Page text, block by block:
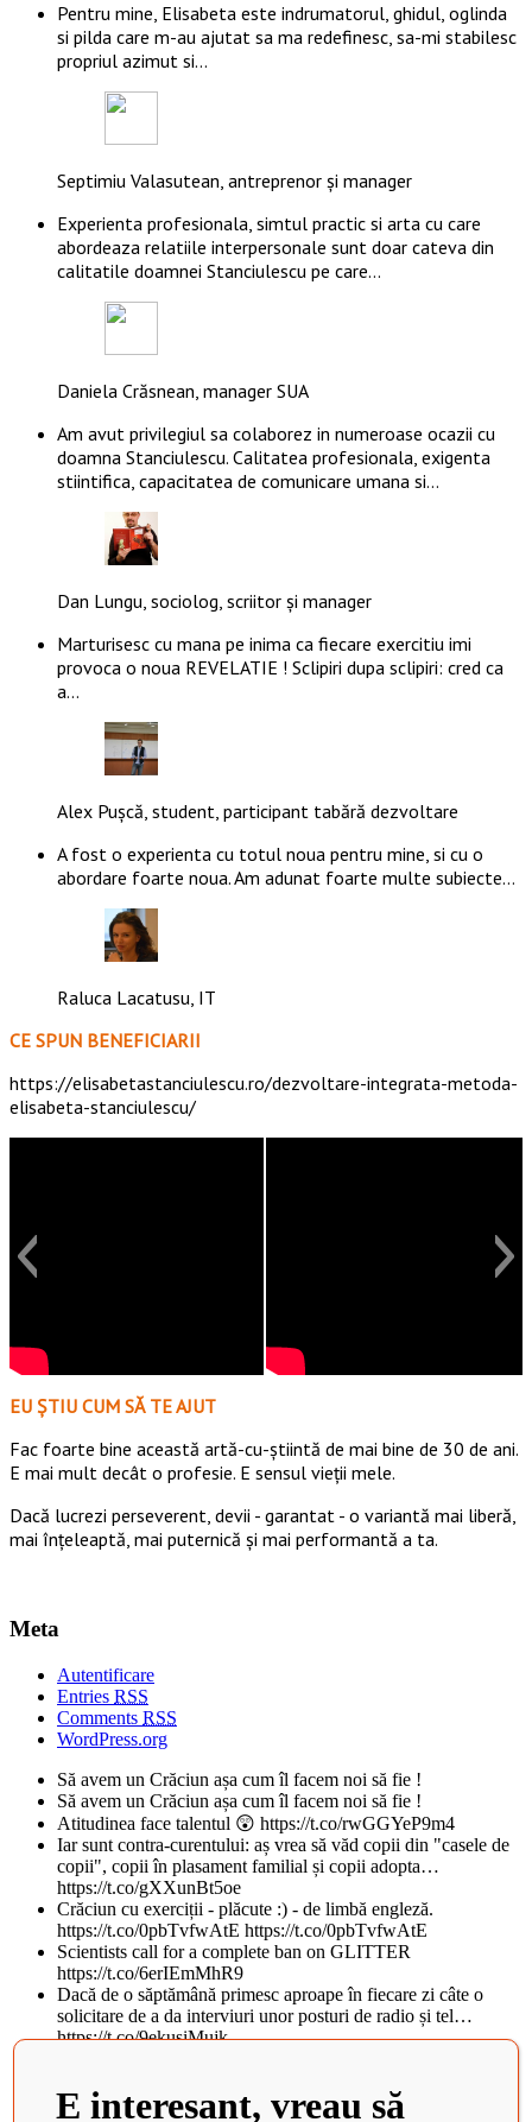
Pentru mine, Elisabeta este indrumatorul, ghidul, oglinda
si pilda care m-au ajutat sa ma redefinesc, sa-mi stabilesc
propriul azimut si…
Septimiu Valasutean, antreprenor și manager
Experienta profesionala, simtul practic si arta cu care
abordeaza relatiile interpersonale sunt doar cateva din
calitatile doamnei Stanciulescu pe care…
Daniela Crăsnean, manager SUA
Am avut privilegiul sa colaborez in numeroase ocazii cu
doamna Stanciulescu. Calitatea profesionala, exigenta
stiintifica, capacitatea de comunicare umana si…
Dan Lungu, sociolog, scriitor și manager
Marturisesc cu mana pe inima ca fiecare exercitiu imi
provoca o noua REVELATIE ! Sclipiri dupa sclipiri: cred ca
a…
Alex Pușcă, student, participant tabără dezvoltare
A fost o experienta cu totul noua pentru mine, si cu o
abordare foarte noua. Am adunat foarte multe subiecte…
Raluca Lacatusu, IT
CE SPUN BENEFICIARII
https://elisabetastanciulescu.ro/dezvoltare-integrata-metoda-
elisabeta-stanciulescu/
EU ȘTIU CUM SĂ TE AJUT
Fac foarte bine această artă-cu-știintă de mai bine de 30 de ani.
E mai mult decât o profesie. E sensul vieții mele.
Dacă lucrezi perseverent, devii - garantat - o variantă mai liberă,
mai înțeleaptă, mai puternică și mai performantă a ta.
Meta
Autentificare
Entries RSS
Comments RSS
WordPress.org
Să avem un Crăciun așa cum îl facem noi să fie !
Să avem un Crăciun așa cum îl facem noi să fie !
Atitudinea face talentul 😲 https://t.co/rwGGYeP9m4
Iar sunt contra-curentului: aș vrea să văd copii din "casele de
copii", copii în plasament familial și copii adopta…
https://t.co/gXXunBt5oe
Crăciun cu exerciții - plăcute :) - de limbă engleză.
https://t.co/0pbTvfwAtE https://t.co/0pbTvfwAtE
Scientists call for a complete ban on GLITTER
https://t.co/6erIEmMhR9
Dacă de o săptămână primesc aproape în fiecare zi câte o
solicitare de a da interviuri unor posturi de radio și tel…
https://t.co/9ekusiMujk
https://t.co/tObCifkj49
E interesant, vreau să